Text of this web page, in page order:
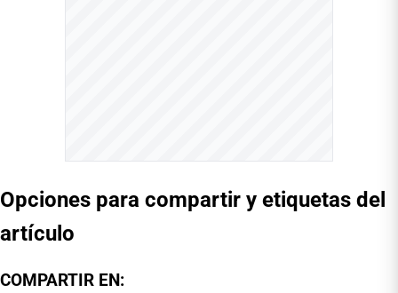
Opciones para compartir y etiquetas del
artículo
COMPARTIR EN: